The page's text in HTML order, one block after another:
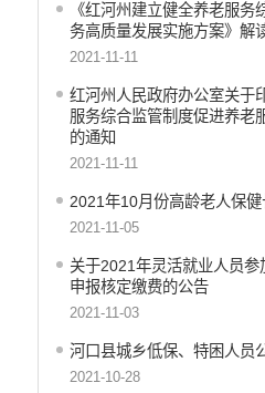
《红河州建立健全养老服
务高质量发展实施方案》解
2021-11-11
红河州人民政府办公室关于
服务综合监管制度促进养老
的通知
2021-11-11
2021年10月份高龄老人保
2021-11-05
关于2021年灵活就业人员
申报核定缴费的公告
2021-11-03
河口县城乡低保、特困人员
2021-10-28